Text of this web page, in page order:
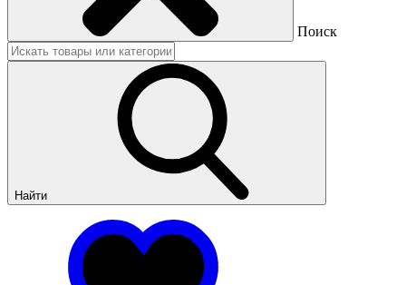
Поиск
Найти